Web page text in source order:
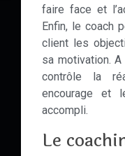
faire face et
Enfin, le coach
client les
sa motivation.
contrôle la
encourage et
accompli.
Le